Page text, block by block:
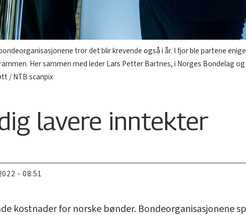
tror det blir krevende også i år. I fjor ble partene
Her sammen med leder Lars Petter Bartnes, i Norges Bondelag
/ NTB scanpix
lavere inntekter
- 08:51
kostnader for norske bønder. Bondeorganisasjonene